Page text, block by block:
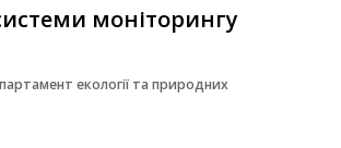
моніторингу
екології та природних